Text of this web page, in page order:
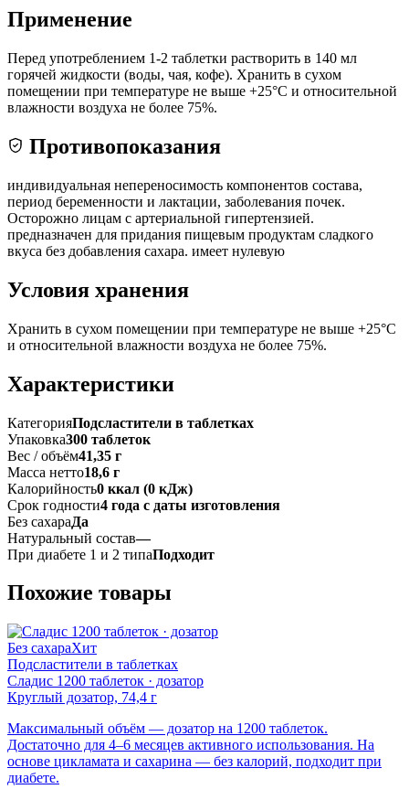
Применение
Перед употреблением 1-2 таблетки растворить в 140 мл
горячей жидкости (воды, чая, кофе). Хранить в сухом
помещении при температуре не выше +25°С и относительной
влажности воздуха не более 75%.
Противопоказания
индивидуальная непереносимость компонентов состава,
период беременности и лактации, заболевания почек.
Осторожно лицам с артериальной гипертензией.
предназначен для придания пищевым продуктам сладкого
вкуса без добавления сахара. имеет нулевую
Условия хранения
Хранить в сухом помещении при температуре не выше +25°С
и относительной влажности воздуха не более 75%.
Характеристики
КатегорияПодсластители в таблетках
Упаковка300 таблеток
Вес / объём41,35 г
Масса нетто18,6 г
Калорийность0 ккал (0 кДж)
Срок годности4 года с даты изготовления
Без сахараДа
Натуральный состав—
При диабете 1 и 2 типаПодходит
Похожие товары
Без сахараХит
Подсластители в таблетках
Сладис 1200 таблеток · дозатор
Круглый дозатор, 74,4 г
Максимальный объём — дозатор на 1200 таблеток.
Достаточно для 4–6 месяцев активного использования. На
основе цикламата и сахарина — без калорий, подходит при
диабете.